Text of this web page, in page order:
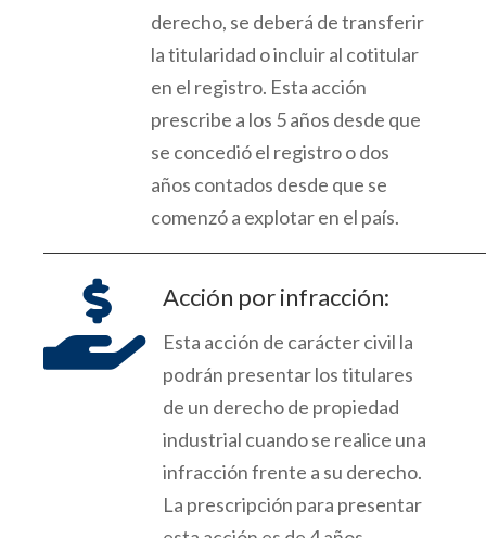
derecho, se deberá de transferir
la titularidad o incluir al cotitular
en el registro. Esta acción
prescribe a los 5 años desde que
se concedió el registro o dos
años contados desde que se
comenzó a explotar en el país.
 Acción por infracción:
Esta acción de carácter civil la
podrán presentar los titulares
de un derecho de propiedad
industrial cuando se realice una
infracción frente a su derecho.
La prescripción para presentar